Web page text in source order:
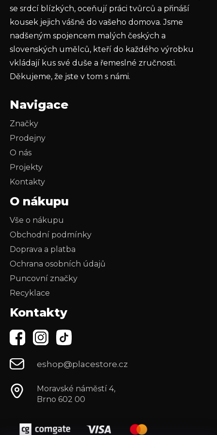
PŘIHLÁSIT SE
se srdcí blízkých, oceňují práci tvůrců a přináší
kousek jejich vášně do vašeho domova. Jsme
nadšeným spojencem malých českých a
slovenských umělců, kteří do každého výrobku
vkládají kus své duše a řemeslné zručnosti.
Děkujeme, že jste v tom s námi.
Navigace
Značky
Prodejny
O nás
Projekty
Kontakty
O nákupu
Vše o nákupu
Obchodní podmínky
Doprava a platba
Ochrana osobních údajů
Puncovní značky
Recyklace
Kontakty
eshop@placestore.cz
Moravské náměstí 4,
Brno 602 00